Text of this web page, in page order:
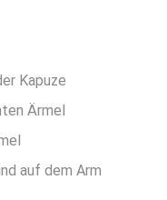
Kapuze
Ärmel
auf dem Arm